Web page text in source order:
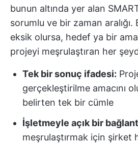
bunun altında yer alan
sorumlu ve bir zaman
eksik olursa, hedef ya bir
projeyi meşrulaştıran her
Tek bir sonuç ifadesi:
gerçekleştirilme amacını
belirten tek bir cümle
İşletmeyle açık bir
meşrulaştırmak için şirket